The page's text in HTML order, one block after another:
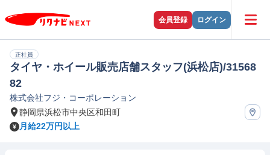
会員登録 ログイン
正社員
タイヤ・ホイール販売店舗スタッフ(浜松店)/31568
82
株式会社フジ・コーポレーション
静岡県浜松市中央区和田町
月給22万円以上